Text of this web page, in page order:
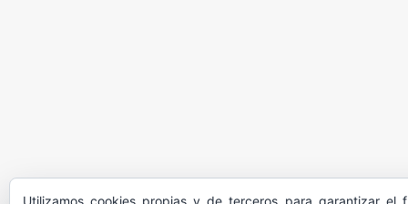
Utilizamos cookies propias y de terceros para garantizar el